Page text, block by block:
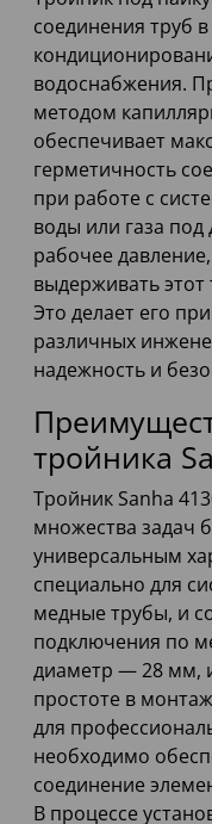
соединения труб
водоснабжения.
методом
обеспечивает
герметичность
при работе с
воды или газа
рабочее
выдерживать этот
Это делает его
различных
надежность и
тройника
Тройник Sanha
множества задач
универсальным
специально для
медные трубы, и
подключения по
диаметр — 28 мм,
простоте в
для
необходимо
соединение
В процессе